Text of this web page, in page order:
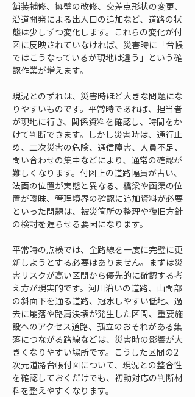
舗装補修、擁壁の改修、交差点形状の変更、
沿道開発による出入口の追加など、道路の状
態は少しずつ変化します。これらの変化が付
図に反映されていなければ、災害時に「台帳
ではこうなっているが現地は違う」という確
認作業が増えます。
現況とのずれは、災害時ほど大きな問題にな
りやすいものです。平常時であれば、担当者
が現地に行き、関係資料を確認し、時間をか
けて判断できます。しかし災害時は、通行止
め、二次災害の危険、通信障害、人員不足、
問い合わせの集中などにより、通常の確認が
難しくなります。付図上の道路幅員が古い、
法面の位置が実態と異なる、橋梁や函渠の位
置が曖昧、管理境界の確認に追加資料が必要
といった問題は、被災箇所の整理や復旧方針
の検討を遅らせる要因になります。
平常時の点検では、全路線を一度に完璧に更
新しようとする必要はありません。まずは災
害リスクが高い区間から優先的に確認する考
え方が現実的です。河川沿いの道路、山間部
の斜面下を通る道路、冠水しやすい低地、過
去に崩落や路肩決壊が発生した区間、重要施
設へのアクセス道路、孤立のおそれがある集
落につながる路線などは、災害時の影響が大
きくなりやすい場所です。こうした区間の2
次元道路台帳付図について、現況との整合性
を確認しておくだけでも、初動対応の判断材
料を整えやすくなります。